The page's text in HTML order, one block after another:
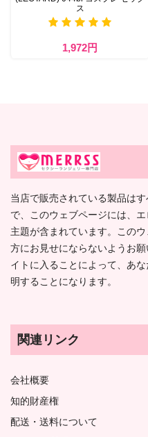
ス
1,972円
当店で販売されている製品は
で、このウェブページには、
主題が含まれています。この
方にお見せにならないようお
イトに入ることによって、あ
明することになります。
関連リンク
会社概要
知的財産権
配送・送料について